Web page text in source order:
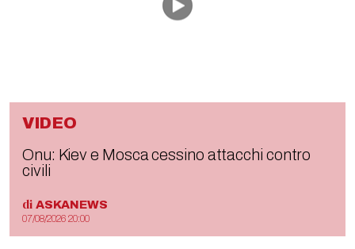
VIDEO
Onu: Kiev e Mosca cessino attacchi contro
civili
di ASKANEWS
07/08/2026 20:00